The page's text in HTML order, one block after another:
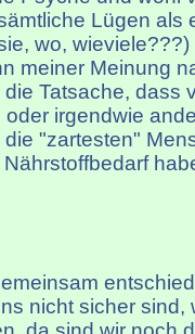
Lügen als
wo,
meiner Meinung
Tatsache, dass
irgendwie
"zartesten"
nicht sicher sind,